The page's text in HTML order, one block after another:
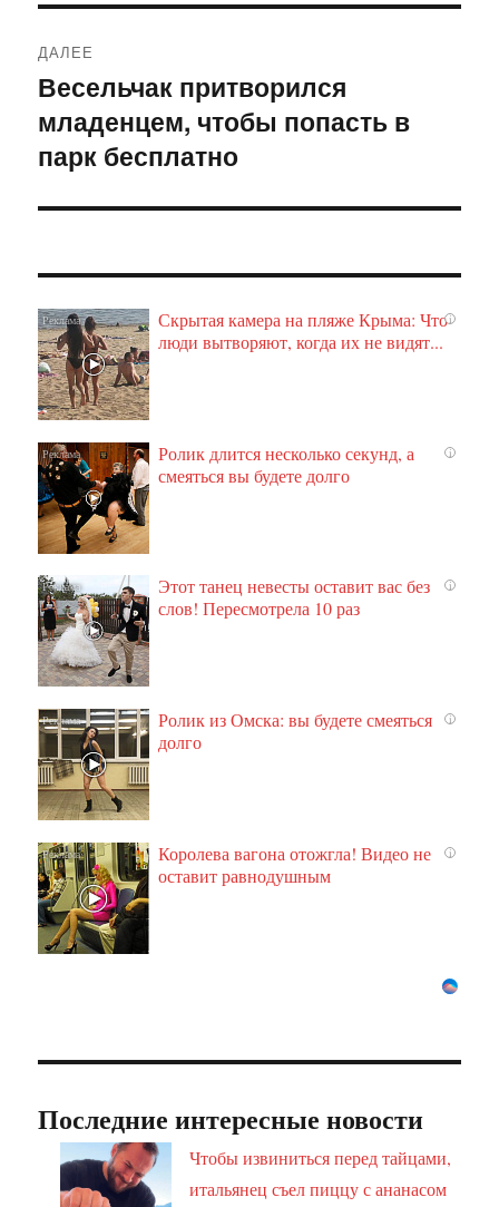
ДАЛЕЕ
Следующая
запись:
Весельчак притворился
младенцем, чтобы попасть в
парк бесплатно
i
Скрытая камера на пляже Крыма: Что
люди вытворяют, когда их не видят...
i
Ролик длится несколько секунд, а
смеяться вы будете долго
i
Этот танец невесты оставит вас без
слов! Пересмотрела 10 раз
i
Ролик из Омска: вы будете смеяться
долго
i
Королева вагона отожгла! Видео не
оставит равнодушным
Последние интересные новости
Чтобы извиниться перед тайцами,
итальянец съел пиццу с ананасом